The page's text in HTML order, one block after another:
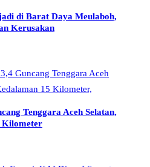
di Barat Daya Meulaboh,
Kerusakan
Tenggara Aceh Selatan,
Kilometer